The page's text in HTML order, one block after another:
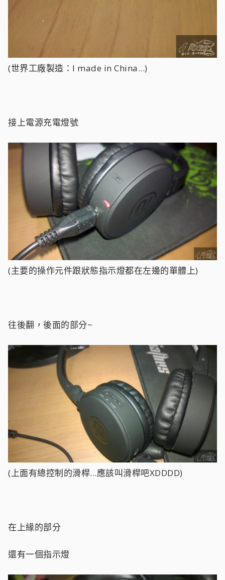
(世界工廠製造：I made in China...)
接上電源充電燈號
(主要的操作元件跟狀態指示燈都在左邊的單體上)
往後翻，後面的部分~
(上面有總控制的滑桿...應該叫滑桿吧XDDDD)
在上緣的部分
還有一個指示燈